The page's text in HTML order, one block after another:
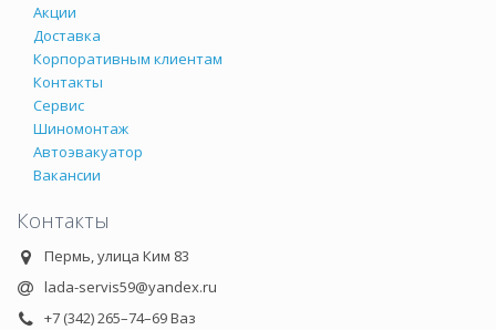
Акции
Доставка
Корпоративным клиентам
Контакты
Сервис
Шиномонтаж
Автоэвакуатор
Вакансии
Контакты
Пермь, улица Ким 83
lada-servis59@yandex.ru
+7 (342) 265–74–69 Ваз